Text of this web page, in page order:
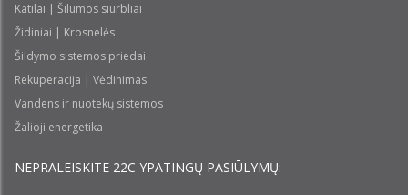
Katilai | Šilumos siurbliai
Židiniai | Krosnelės
Šildymo sistemos priedai
Rekuperacija | Vėdinimas
Vandens ir nuotekų sistemos
Žalioji energetika
NEPRALEISKITE 22С YPATINGŲ PASIŪLYMŲ: